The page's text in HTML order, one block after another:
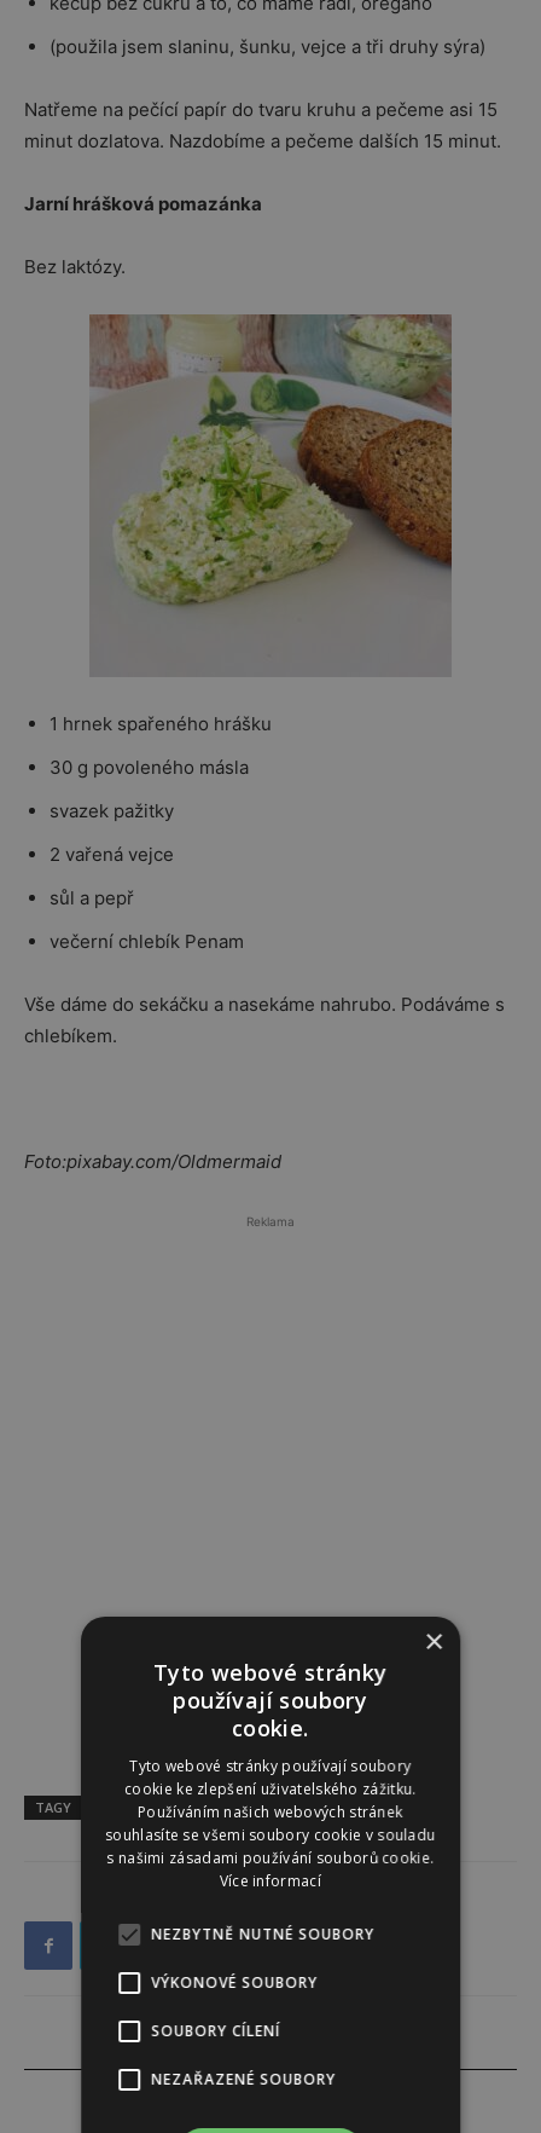
(použila jsem slaninu, šunku, vejce a tři druhy sýra)
Natřeme na pečící papír do tvaru kruhu a pečeme asi 15
minut dozlatova. Nazdobíme a pečeme dalších 15 minut.
Jarní hrášková pomazánka
Bez laktózy.
1 hrnek spařeného hrášku
30 g povoleného másla
svazek pažitky
2 vařená vejce
sůl a pepř
večerní chlebík Penam
Vše dáme do sekáčku a nasekáme nahrubo. Podáváme s
chlebíkem.
Foto:pixabay.com/Oldmermaid
Reklama
TAGY recepty vaření
×
Tyto webové stránky
používají soubory
cookie.
Tyto webové stránky používají soubory
cookie ke zlepšení uživatelského zážitku.
Používáním našich webových stránek
souhlasíte se všemi soubory cookie v souladu
s našimi zásadami používání souborů cookie.
Více informací
NEZBYTNĚ NUTNÉ SOUBORY
VÝKONOVÉ SOUBORY
SOUBORY CÍLENÍ
NEZAŘAZENÉ SOUBORY